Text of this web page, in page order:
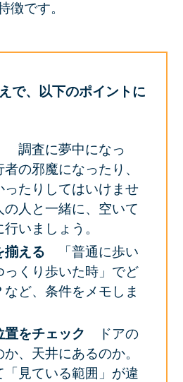
徴です。
で、以下のポイントに
調査に夢中になっ
の邪魔になったり、
ったりしてはいけませ
の人と一緒に、空いて
いましょう。
揃える
「普通に歩い
っくり歩いた時」でど
など、条件をメモしま
置をチェック
ドアの
、天井にあるのか。
「見ている範囲」が違